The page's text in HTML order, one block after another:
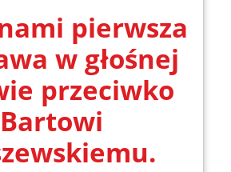
pierwsza
w głośnej
przeciwko
Bartowi